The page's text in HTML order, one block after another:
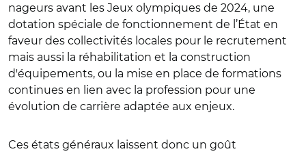
nageurs avant les Jeux olympiques de 2024, une
dotation spéciale de fonctionnement de l’État en
faveur des collectivités locales pour le recrutement
mais aussi la réhabilitation et la construction
d'équipements, ou la mise en place de formations
continues en lien avec la profession pour une
évolution de carrière adaptée aux enjeux.
Ces états généraux laissent donc un goût